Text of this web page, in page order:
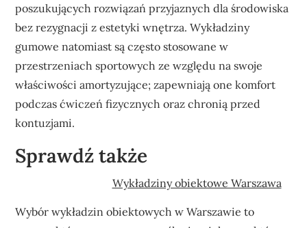
poszukujących rozwiązań przyjaznych dla środowiska
bez rezygnacji z estetyki wnętrza. Wykładziny
gumowe natomiast są często stosowane w
przestrzeniach sportowych ze względu na swoje
właściwości amortyzujące; zapewniają one komfort
podczas ćwiczeń fizycznych oraz chronią przed
kontuzjami.
Sprawdź także
Wykładziny obiektowe Warszawa
Wybór wykładzin obiektowych w Warszawie to